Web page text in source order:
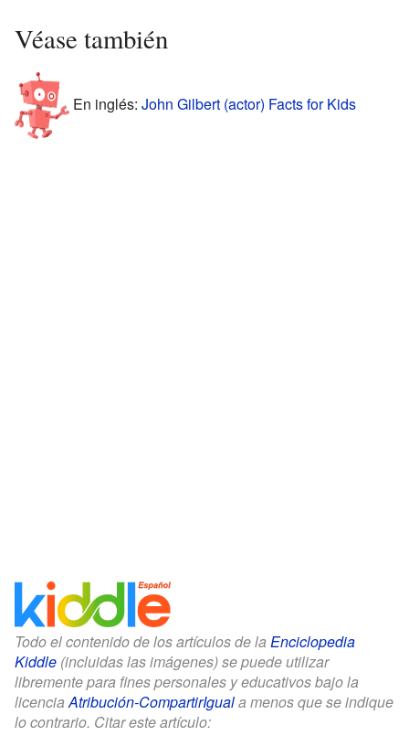
Véase también
En inglés: John Gilbert (actor) Facts for Kids
Todo el contenido de los artículos de la Enciclopedia
Kiddle (incluidas las imágenes) se puede utilizar
libremente para fines personales y educativos bajo la
licenciaAtribución-CompartirIguala menos que se indique
lo contrario. Citar este artículo: